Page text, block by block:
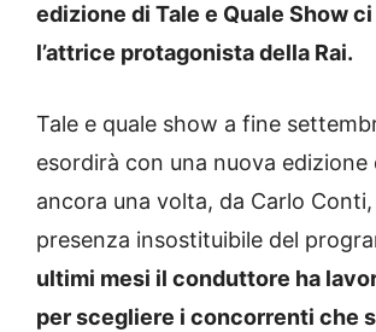
edizione di Tale e Quale Show
l’attrice protagonista della Rai.
Tale e quale show a fine
esordirà con una nuova
ancora una volta, da Carlo
presenza insostituibile del
ultimi mesi il conduttore ha
per scegliere i concorrenti che